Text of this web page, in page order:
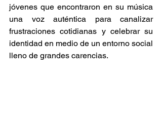
jóvenes que encontraron en su música
una voz auténtica para canalizar
frustraciones cotidianas y celebrar su
identidad en medio de un entorno social
lleno de grandes carencias.